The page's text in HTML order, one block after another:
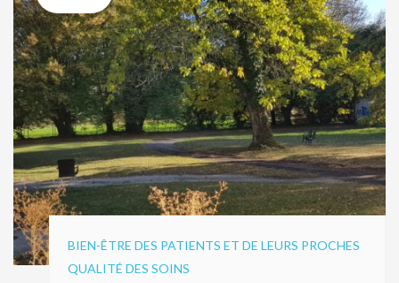
BIEN-ÊTRE DES PATIENTS ET DE LEURS PROCHES
QUALITÉ DES SOINS